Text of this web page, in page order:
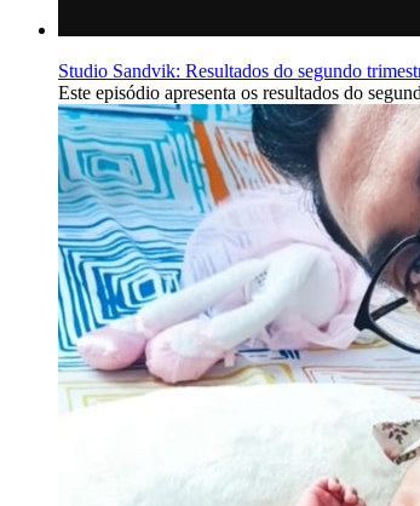
Studio Sandvik: Resultados do segundo
Este episódio apresenta os resultados do